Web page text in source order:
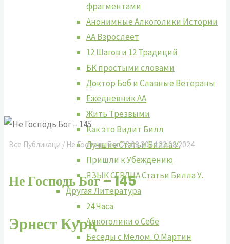
фрагментами
Анонимные Алкоголики Истории
АА Взрослеет
12 Шагов и 12 Традиций
БК простыми словами
Доктор Боб и Славные Ветераны
Ежедневник АА
Жить Tрезвыми
Как это Видит Билл
Лучшие Cтатьи Билла У.
Пришли к Убеждению
ЯЗЫК СЕРДЦА Статьи Билла У.
Другая Литература
24 Часа
Алкоголики о Себе
Беседы с Мелом. О.Мартин
Все Публикаци / Не Господь Бог23.08.2024 23.08.2024
Не Господь Бог – 145
Эрнест Курц